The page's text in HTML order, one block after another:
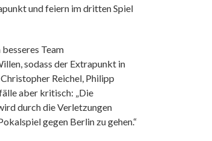
und feiern im dritten Spiel
Team
sodass der Extrapunkt in
Reichel, Philipp
aber kritisch: „Die
durch die Verletzungen
gegen Berlin zu gehen.“